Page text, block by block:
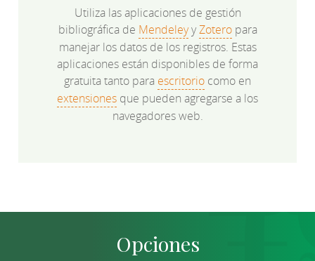
Utiliza las aplicaciones de gestión
bibliográfica de MendeleyyZoteropara
manejar los datos de los registros. Estas
aplicaciones están disponibles de forma
gratuita tanto para escritorio como en
extensiones que pueden agregarse a los
navegadores web.
Opciones